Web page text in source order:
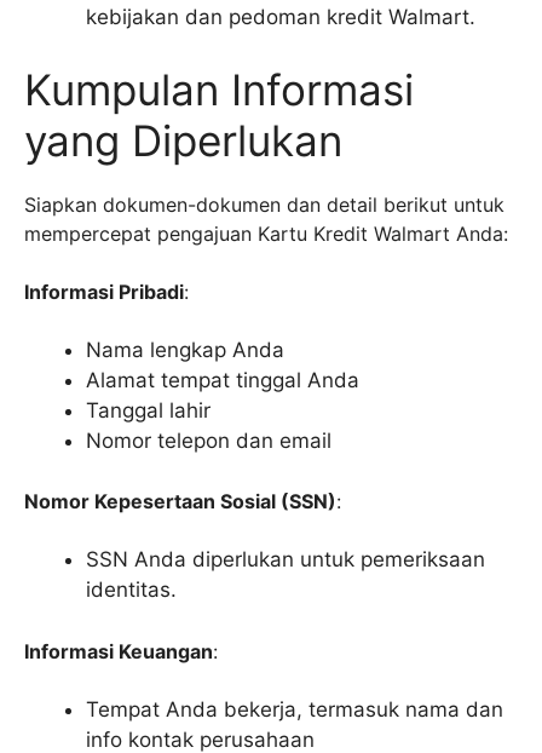
kebijakan dan pedoman kredit Walmart.
Kumpulan Informasi
yang Diperlukan
Siapkan dokumen-dokumen dan detail berikut untuk
mempercepat pengajuan Kartu Kredit Walmart Anda:
Informasi Pribadi:
Nama lengkap Anda
Alamat tempat tinggal Anda
Tanggal lahir
Nomor telepon dan email
Nomor Kepesertaan Sosial (SSN):
SSN Anda diperlukan untuk pemeriksaan
identitas.
Informasi Keuangan:
Tempat Anda bekerja, termasuk nama dan
info kontak perusahaan